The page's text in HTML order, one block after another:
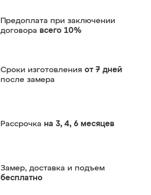
Предоплата при заключении
договора всего 10%
Сроки изготовления от 7 дней
после замера
Рассрочка на 3, 4, 6 месяцев
Замер, доставка и подъем
бесплатно